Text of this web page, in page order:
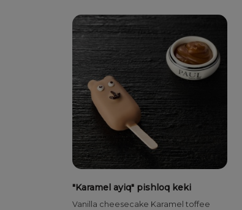
"Karamel ayiq" pishloq keki
Vanilla cheesecake Karamel toffee